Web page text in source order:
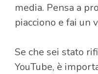
media. Pensa a
piacciono e fai un
Se che sei stato
YouTube, è